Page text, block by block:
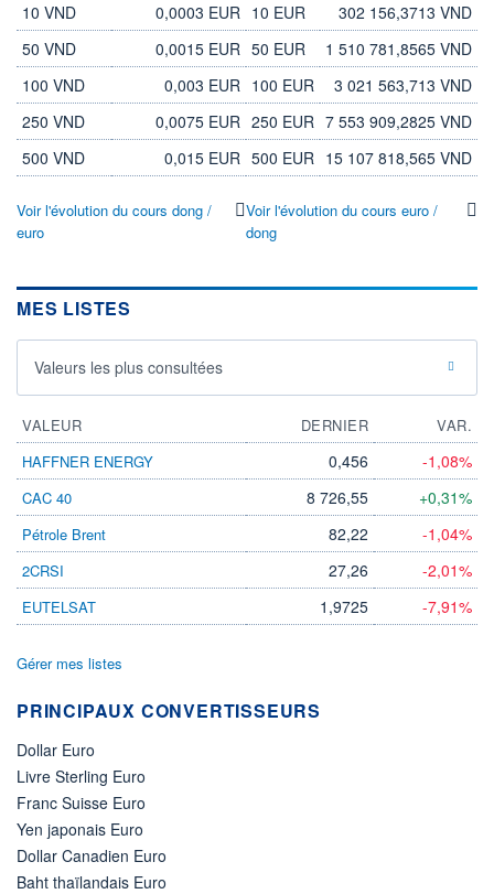
10 VND
0,0003 EUR
50 VND
0,0015 EUR
100 VND
0,003 EUR
250 VND
0,0075 EUR
500 VND
0,015 EUR
Voir l'évolution du cours dong /
euro
10 EUR
302 156,3713 VND
50 EUR
1 510 781,8565 VND
100 EUR
3 021 563,713 VND
250 EUR 7 553 909,2825 VND
500 EUR 15 107 818,565 VND
Voir l'évolution du cours euro /
dong
MES LISTES
Valeurs les plus consultées
VALEUR DERNIER
VAR.
HAFFNER ENERGY
0,456 -1,08%
CAC 40 8 726,55 +0,31%
Pétrole Brent 82,22 -1,04%
2CRSI 27,26 -2,01%
EUTELSAT 1,9725 -7,91%
Gérer mes listes
PRINCIPAUX CONVERTISSEURS
Dollar Euro
Livre Sterling Euro
Franc Suisse Euro
Yen japonais Euro
Dollar Canadien Euro
Baht thaïlandais Euro